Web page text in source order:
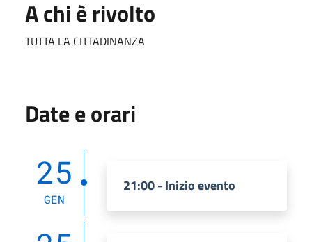
A chi è rivolto
TUTTA LA CITTADINANZA
Date e orari
25
GEN
21:00 - Inizio evento